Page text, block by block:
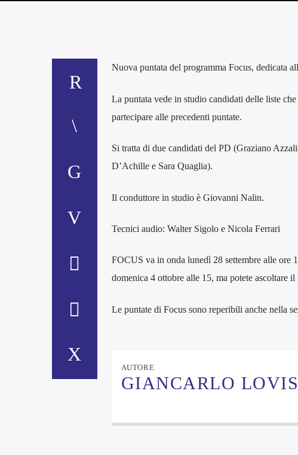
Nuova puntata del programma Focus, dedicata
La puntata vede in studio candidati delle liste
partecipare alle precedenti puntate.
Si tratta di due candidati del PD (Graziano
D’Achille e Sara Quaglia).
Il conduttore in studio è Giovanni Nalin.
Tecnici audio: Walter Sigolo e Nicola Ferrari
FOCUS va in onda lunedì 28 settembre alle ore
domenica 4 ottobre alle 15, ma potete ascoltare
Le puntate di Focus sono reperibili anche nella
AUTORE
GIANCARLO